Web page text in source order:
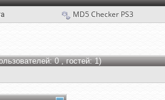
MD5 Checker PS3
0 , гостей: 1)